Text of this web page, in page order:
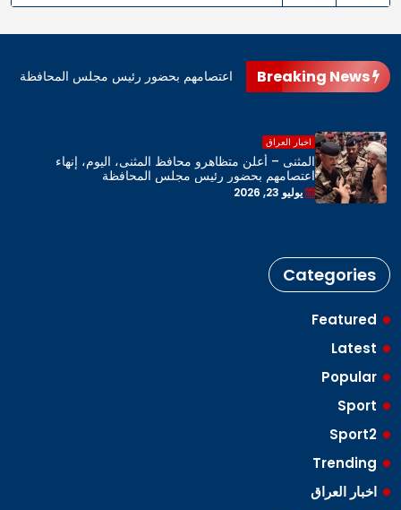
محافظ المثنى، اليوم، إنهاء اعتصامهم بحضور رئيس مجلس المحافظة
اخبار العراق
المثنى – أعلن متظاهرو محافظ المثنى، اليوم، إنهاء
اعتصامهم بحضور رئيس مجلس المحافظة
يوليو 23, 2026
Categories
Featured
Latest
Popular
Sport
Sport2
Trending
اخبار العراق